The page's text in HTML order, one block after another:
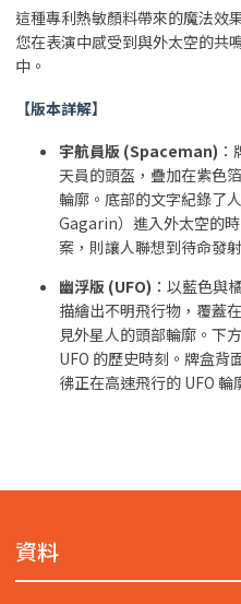
這種專利熱敏顏料帶來的魔法效
您在表演中感受到與外太空的共
中。
【版本詳解】
宇航員版 (Spaceman)
天員的頭盔，疊加在紫色
輪廓。底部的文字紀錄了
Gagarin）進入外太空的
案，則讓人聯想到待命發
幽浮版 (UFO) ：以藍色與
描繪出不明飛行物，覆蓋
見外星人的頭部輪廓。下
UFO 的歷史時刻。牌盒背
彿正在高速飛行的 UFO 輪
資料